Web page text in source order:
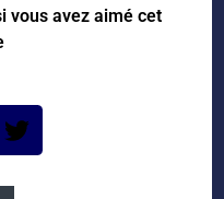
vous avez aimé cet